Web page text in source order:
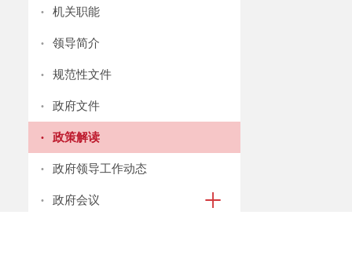
· 机关职能
· 领导简介
· 规范性文件
· 政府文件
· 政策解读
· 政府领导工作动态
· 政府会议